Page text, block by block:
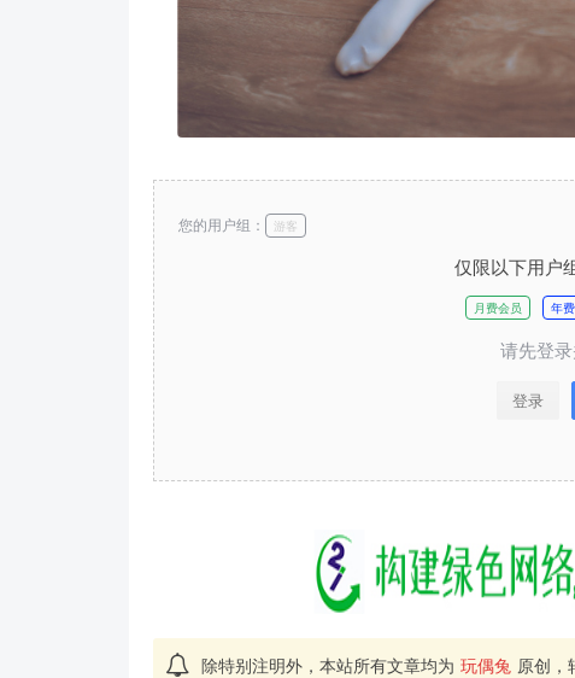
仅限以下用户
月费会员 年
请先登
登录
您的用户组： 游客
除特别注明外，本站所有文章均为 玩偶兔 原创，